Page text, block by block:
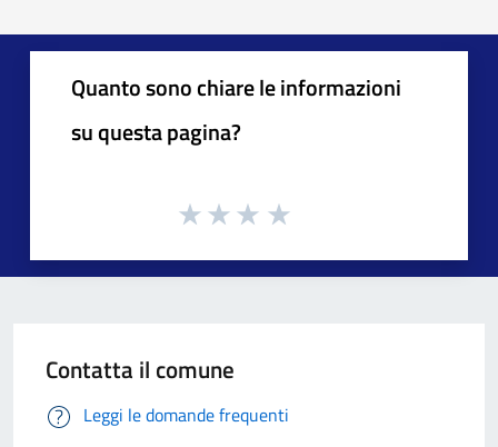
Quanto sono chiare le informazioni
su questa pagina?
Contatta il comune
Leggi le domande frequenti